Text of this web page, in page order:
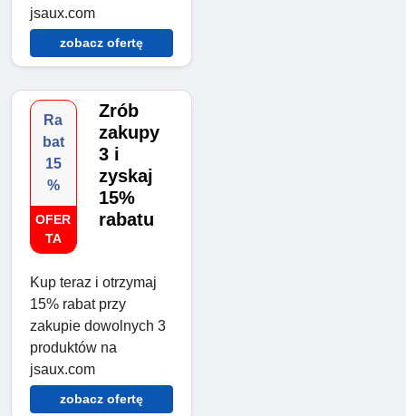
jsaux.com
zobacz ofertę
Ra
bat
15
%
OFER
TA
Zrób
zakupy
3 i
zyskaj
15%
rabatu
Kup teraz i otrzymaj
15% rabat przy
zakupie dowolnych 3
produktów na
jsaux.com
zobacz ofertę